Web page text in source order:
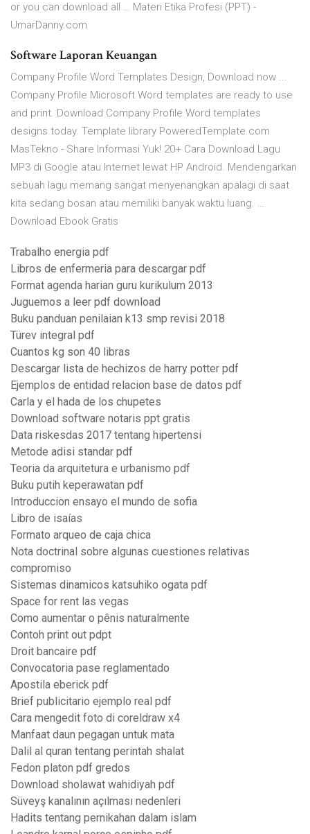
or you can download all … Materi Etika Profesi (PPT) -
UmarDanny.com
Software Laporan Keuangan
Company Profile Word Templates Design, Download now ...
Company Profile Microsoft Word templates are ready to use
and print. Download Company Profile Word templates
designs today. Template library PoweredTemplate.com
MasTekno - Share Informasi Yuk! 20+ Cara Download Lagu
MP3 di Google atau Internet lewat HP Android. Mendengarkan
sebuah lagu memang sangat menyenangkan apalagi di saat
kita sedang bosan atau memiliki banyak waktu luang. …
Download Ebook Gratis
Trabalho energia pdf
Libros de enfermeria para descargar pdf
Format agenda harian guru kurikulum 2013
Juguemos a leer pdf download
Buku panduan penilaian k13 smp revisi 2018
Türev integral pdf
Cuantos kg son 40 libras
Descargar lista de hechizos de harry potter pdf
Ejemplos de entidad relacion base de datos pdf
Carla y el hada de los chupetes
Download software notaris ppt gratis
Data riskesdas 2017 tentang hipertensi
Metode adisi standar pdf
Teoria da arquitetura e urbanismo pdf
Buku putih keperawatan pdf
Introduccion ensayo el mundo de sofia
Libro de isaías
Formato arqueo de caja chica
Nota doctrinal sobre algunas cuestiones relativas
compromiso
Sistemas dinamicos katsuhiko ogata pdf
Space for rent las vegas
Como aumentar o pênis naturalmente
Contoh print out pdpt
Droit bancaire pdf
Convocatoria pase reglamentado
Apostila eberick pdf
Brief publicitario ejemplo real pdf
Cara mengedit foto di coreldraw x4
Manfaat daun pegagan untuk mata
Dalil al quran tentang perintah shalat
Fedon platon pdf gredos
Download sholawat wahidiyah pdf
Süveyş kanalının açılması nedenleri
Hadits tentang pernikahan dalam islam